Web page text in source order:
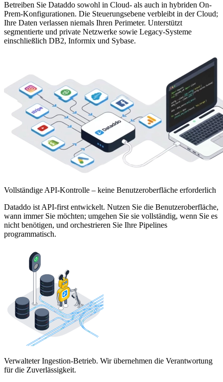
Betreiben Sie Dataddo sowohl in Cloud- als auch in hybriden On-
Prem-Konfigurationen. Die Steuerungsebene verbleibt in der Cloud;
Ihre Daten verlassen niemals Ihren Perimeter. Unterstützt
segmentierte und private Netzwerke sowie Legacy-Systeme
einschließlich DB2, Informix und Sybase.
Vollständige API-Kontrolle – keine Benutzeroberfläche erforderlich
Dataddo ist API-first entwickelt. Nutzen Sie die Benutzeroberfläche,
wann immer Sie möchten; umgehen Sie sie vollständig, wenn Sie es
nicht benötigen, und orchestrieren Sie Ihre Pipelines
programmatisch.
Verwalteter Ingestion-Betrieb. Wir übernehmen die Verantwortung
für die Zuverlässigkeit.